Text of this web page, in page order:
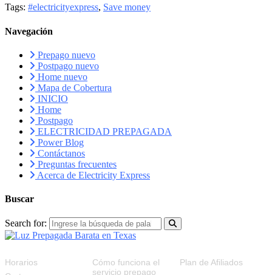
Tags: #electricityexpress, Save money
Navegación
Prepago nuevo
Postpago nuevo
Home nuevo
Mapa de Cobertura
INICIO
Home
Postpago
ELECTRICIDAD PREPAGADA
Power Blog
Contáctanos
Preguntas frecuentes
Acerca de Electricity Express
Buscar
Search for:
Horarios
Cómo funciona el
servicio prepago
Plan de Afiliados